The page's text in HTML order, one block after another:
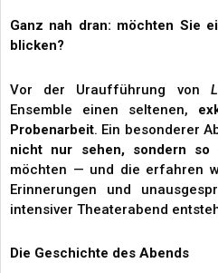
Ganz nah dran: möchten Sie
blicken?
Vor der Uraufführung von
Ensemble einen seltenen,
Probenarbeit. Ein besonderer
nicht nur sehen, sondern so
möchten — und die erfahren
Erinnerungen und
intensiver Theaterabend
Die Geschichte des Abends